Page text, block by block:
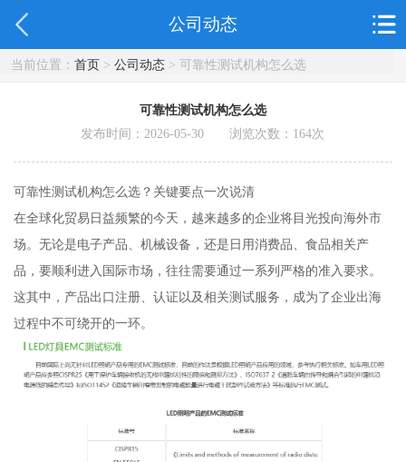
公司动态
当前位置： 首页> 公司动态> 可靠性测试机构怎么选
可靠性测试机构怎么选
发布时间：2026-05-30 浏览次数： 164次
可靠性测试机构怎么选？关键要点一次说清
在全球化贸易日益频繁的今天，越来越多的企业将目光投向海外市
场。无论是电子产品、机械设备，还是日用消费品、食品相关产
品，要顺利进入国际市场，往往需要通过一系列严格的准入要求。
这其中，产品出口注册、认证以及相关测试服务，成为了企业出海
过程中不可绕开的一环。